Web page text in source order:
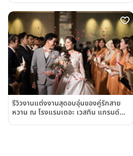
รีวิวงานแต่งงานสุดอบอุ่นของคู่รักสาย
หวาน ณ โรงแรมเดอะ เวสทิน แกรนด์